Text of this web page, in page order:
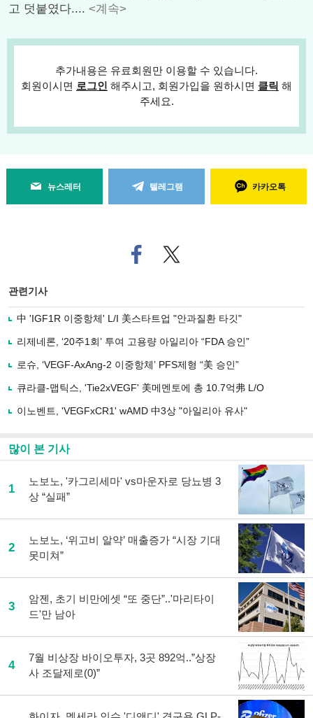
고 덧붙였다.... <계속>
추가내용은 유료회원만 이용할 수 있습니다.
회원이시면 로그인 해주시고, 회원가입을 원하시면 클릭 해
주세요.
뉴스레터 텔레그램 카카오톡
페
이
로
기
사
유
기
트위
터로
관련기사
中 'IGF1R 이중항체' L/I 美스타트업 "안과질환 타깃"
리제네론, ‘20주1회’ 투여 고용량 아일리아 “FDA 승인”
로슈, ‘VEGF-AxAng-2 이중항체’ PFS제형 “美 승인”
큐라클-맵틱스, 'Tie2xVEGF' 美메멘토에 총 10.7억弗 L/O
이노벤트, 'VEGFxCR1' wAMD 中3상 "아일리아 유사"
많이 본 기사
1
노보노, '카그리세마' vs마운자로 당뇨병 3
상 “실패”
2
노보노, ‘위고비 알약’ 매출증가 “시장 기대
못미쳐”
3
암젠, 초기 비만에셋 “또 중단”..'마리타이
드'만 남아
4
7월 비상장 바이오투자, 3곳 892억..”상장
사 조달제로(0)”